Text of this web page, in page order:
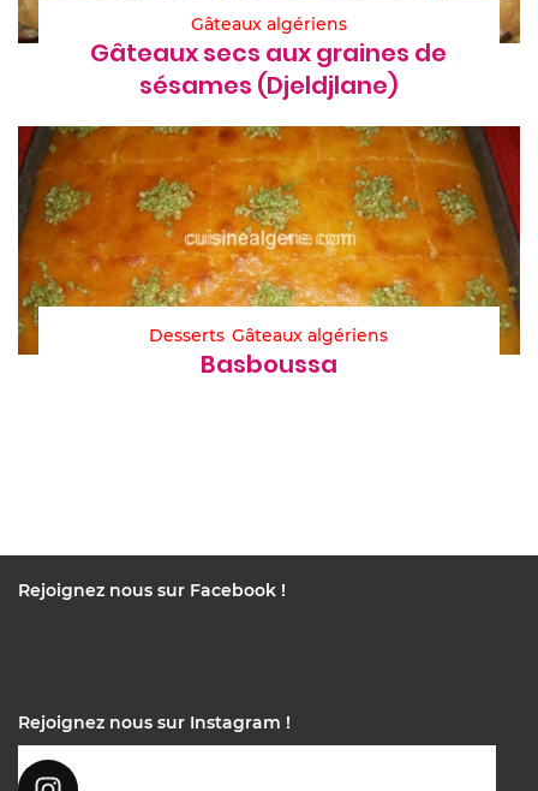
Gâteaux algériens
Gâteaux secs aux graines de
sésames (Djeldjlane)
Desserts Gâteaux algériens
Basboussa
Rejoignez nous sur Facebook !
Rejoignez nous sur Instagram !